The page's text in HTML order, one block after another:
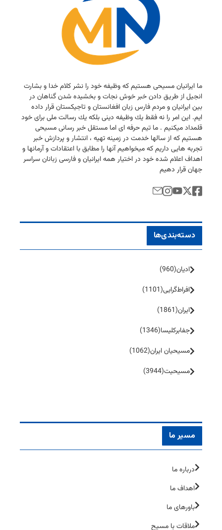
ما ایرانیان مسیحی هستیم كه وظیفه خود را نشر كلام خدا و بشارت
انجیل از طریق دادن خبر خوش نجات و بخشیده شدن گناهان در
بین ایرانیان و مردم فارس زبان افغانستان و تاجیكستان قرار داده
ایم. این امر را نه فقط یك وظیفه دینی بلكه یك رسالت ملی برای خود
قلمداد میكنیم . ما تیم حرفه ای اما مستقل خبر رسانی مسیحی
هستیم كه از سالها خدمت در زمینه تهیه ، انتشار و پردازش خبر
تجربه هایی داریم كه میخواهیم آنها را مطابق با اعتقادات و آرمانها و
اهداف اعلام شده خود در اختیار همه ایرانیان و فارسی زبانان سراسر
جهان قرار دهیم
دسته‌بندی‌ها
ادیان(960)
افراط‌گرایی(1101)
ایران(1861)
جفا‌بر‌کلیسا(1346)
مسیحیان ایران(1062)
مسیحیت(3944)
مسیر ما
درباره ما
اهداف ما
باورهای ما
ملاقات با مسیح